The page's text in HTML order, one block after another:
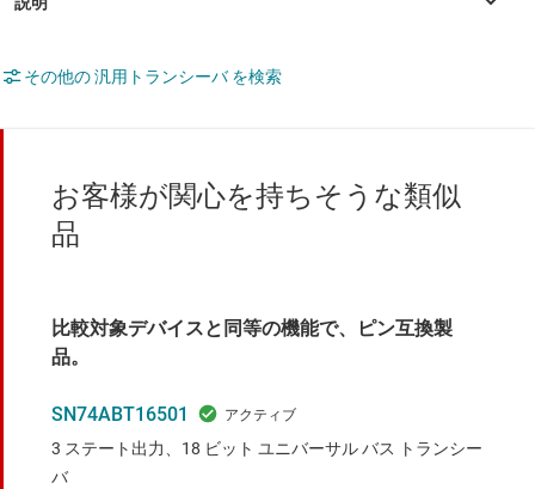
その他の 汎用トランシーバ を検索
お客様が関心を持ちそうな類似
品
比較対象デバイスと同等の機能で、ピン互換製
品。
SN74ABT16501
3 ステート出力、18 ビット ユニバーサル バス トランシー
バ